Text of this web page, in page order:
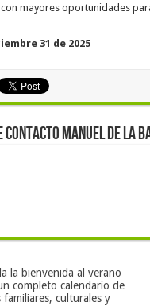
mayores oportunidades
31 de 2025
Contacto Manuel de la
la bienvenida al verano
completo calendario de
familiares, culturales y